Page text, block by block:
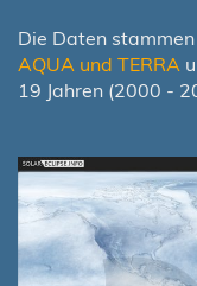
Die Daten
AQUA und TERRA
19 Jahren (2000 -